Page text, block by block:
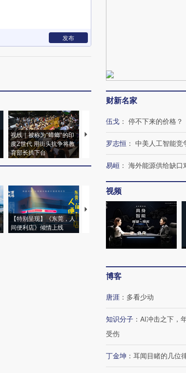
发布
视线｜被称为“蟑螂”的印
度Z世代 用街头抗争将教
育部长拱下台
视线｜“入侵”还是“人道危
机”？难民潮撕裂西班牙
飞地休达
湖北宜
128毫米
4000人
【特别呈现】《东莞，人
间便利店》倾情上线
【推广】走进第四届链博
会，让数智科技“链”接产
【特别
有意思的
财新名家
伍戈 ： 停不下来的价格？
罗志恒 ： 中美人工智能竞
易峘 ： 海外能源供给缺口
视频
博客
唐涯 ： 多看少动
知识分子 ： AI冲击之下，
受伤
丁金坤 ： 耳闻目睹的几位